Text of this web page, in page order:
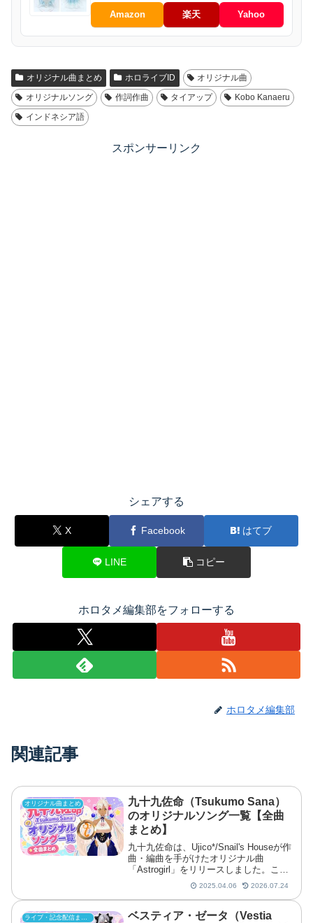
Amazon 楽天 Yahoo
オリジナル曲まとめ ホロライブID
オリジナル曲
オリジナルソング
作詞作曲 タイアップ
Kobo Kanaeru
インドネシア語
スポンサーリンク
シェアする
X Facebook はてブ
LINE コピー
ホロタメ編集部をフォローする
ホロタメ編集部
関連記事
オリジナル曲まとめ
九十九佐命（Tsukumo Sana）
のオリジナルソング一覧【全曲
まとめ】
九十九佐命は、Ujico*/Snail's Houseが作
曲・編曲を手がけたオリジナル曲
「Astrogirl」をリリースしました。この
記事では、九十九佐命のオリジナル曲を
時系列順にまとめています。
2025.04.06 2026.07.24
ライブ・記念配信まとめ
ベスティア・ゼータ（Vestia